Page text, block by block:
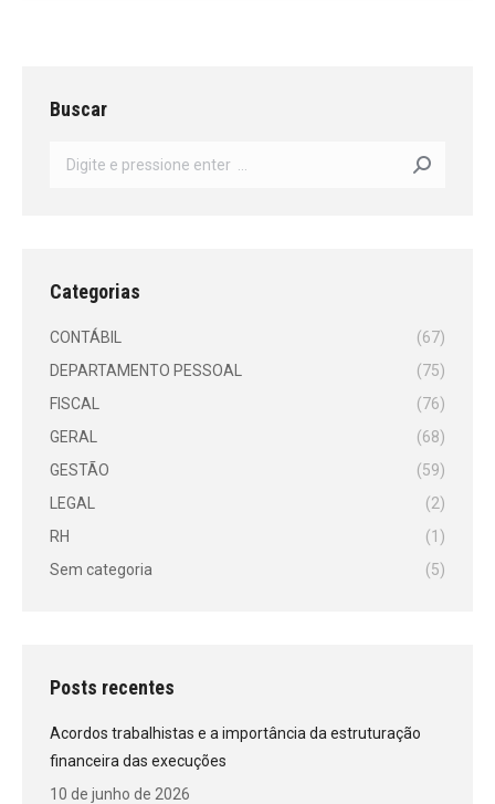
Buscar
Categorias
CONTÁBIL
(67)
DEPARTAMENTO PESSOAL
(75)
FISCAL
(76)
GERAL
(68)
GESTÃO
(59)
LEGAL
(2)
RH
(1)
Sem categoria
(5)
Posts recentes
Acordos trabalhistas e a importância da estruturação
financeira das execuções
10 de junho de 2026